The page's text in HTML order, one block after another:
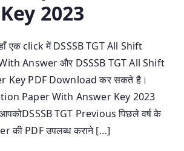
2023
एक click में DSSSB TGT All Shift
Answer और DSSSB TGT All Shift
Key PDF Download कर सकते है।
Paper With Answer Key 2023
TGT Previous पिछले वर्ष के
की PDF उपलब्ध कराने […]